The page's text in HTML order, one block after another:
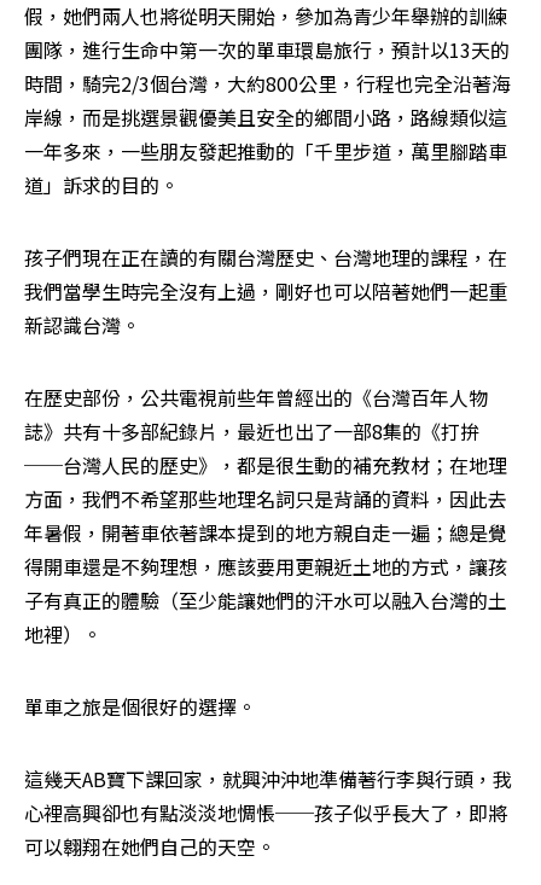
假，她們兩人也將從明天開始，參加為青少年舉辦的訓練
團隊，進行生命中第一次的單車環島旅行，預計以13天的
時間，騎完2/3個台灣，大約800公里，行程也完全沿著海
岸線，而是挑選景觀優美且安全的鄉間小路，路線類似這
一年多來，一些朋友發起推動的「千里步道，萬里腳踏車
道」訴求的目的。
孩子們現在正在讀的有關台灣歷史、台灣地理的課程，在
我們當學生時完全沒有上過，剛好也可以陪著她們一起重
新認識台灣。
在歷史部份，公共電視前些年曾經出的《台灣百年人物
誌》共有十多部紀錄片，最近也出了一部8集的《打拚
──台灣人民的歷史》，都是很生動的補充教材；在地理
方面，我們不希望那些地理名詞只是背誦的資料，因此去
年暑假，開著車依著課本提到的地方親自走一遍；總是覺
得開車還是不夠理想，應該要用更親近土地的方式，讓孩
子有真正的體驗（至少能讓她們的汗水可以融入台灣的土
地裡）。
單車之旅是個很好的選擇。
這幾天AB寶下課回家，就興沖沖地準備著行李與行頭，我
心裡高興卻也有點淡淡地惆悵──孩子似乎長大了，即將
可以翱翔在她們自己的天空。